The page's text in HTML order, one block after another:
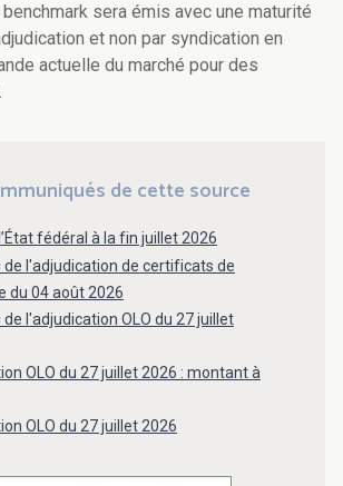
sera émis avec une maturité
et non par syndication en
actuelle du marché pour des
de cette source
fédéral à la fin juillet 2026
de l'adjudication de certificats de
du 04 août 2026
de l'adjudication OLO du 27 juillet
OLO du 27 juillet 2026 : montant à
OLO du 27 juillet 2026